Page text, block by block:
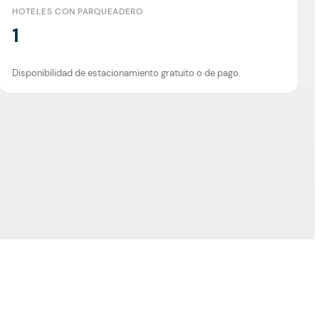
HOTELES CON PARQUEADERO
1
Disponibilidad de estacionamiento gratuito o de pago.